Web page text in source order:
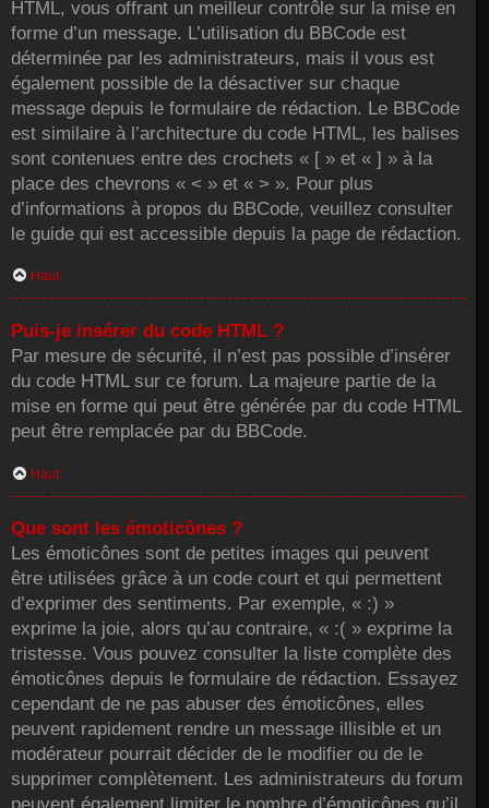
HTML, vous offrant un meilleur contrôle sur la mise en
forme d’un message. L’utilisation du BBCode est
déterminée par les administrateurs, mais il vous est
également possible de la désactiver sur chaque
message depuis le formulaire de rédaction. Le BBCode
est similaire à l’architecture du code HTML, les balises
sont contenues entre des crochets « [ » et « ] » à la
place des chevrons « < » et « > ». Pour plus
d’informations à propos du BBCode, veuillez consulter
le guide qui est accessible depuis la page de rédaction.
Haut
Puis-je insérer du code HTML ?
Par mesure de sécurité, il n’est pas possible d’insérer
du code HTML sur ce forum. La majeure partie de la
mise en forme qui peut être générée par du code HTML
peut être remplacée par du BBCode.
Haut
Que sont les émoticônes ?
Les émoticônes sont de petites images qui peuvent
être utilisées grâce à un code court et qui permettent
d’exprimer des sentiments. Par exemple, « :) »
exprime la joie, alors qu’au contraire, « :( » exprime la
tristesse. Vous pouvez consulter la liste complète des
émoticônes depuis le formulaire de rédaction. Essayez
cependant de ne pas abuser des émoticônes, elles
peuvent rapidement rendre un message illisible et un
modérateur pourrait décider de le modifier ou de le
supprimer complètement. Les administrateurs du forum